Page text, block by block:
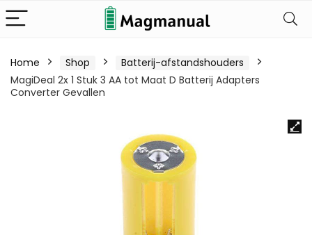
Home Shop
Batterij-afstandshouders
MagiDeal 2x 1 Stuk 3 AA tot Maat D Batterij Adapters
Converter Gevallen